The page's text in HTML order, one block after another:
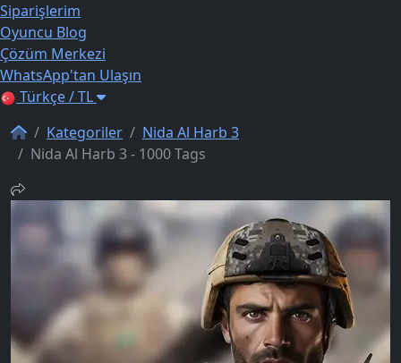
Siparişlerim
Oyuncu Blog
Çözüm Merkezi
WhatsApp'tan Ulaşın
Türkçe / TL
Kategoriler
Nida Al Harb 3
Nida Al Harb 3 - 1000 Tags